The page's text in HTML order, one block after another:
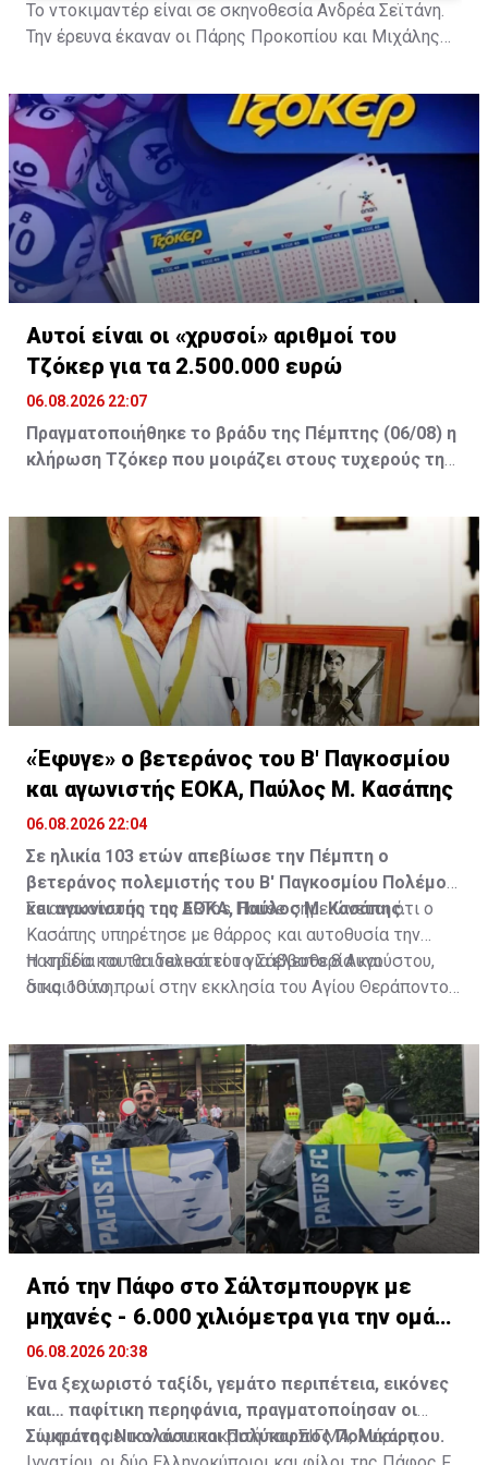
A post shared by ERTflix (@ertflix)
Το ντοκιμαντέρ είναι σε σκηνοθεσία Ανδρέα Σεϊτάνη.
Την έρευνα έκαναν οι Πάρης Προκοπίου και Μιχάλης
Αυτοί είναι οι «χρυσοί» αριθμοί του
Τζόκερ για τα 2.500.000 ευρώ
06.08.2026 22:07
Πραγματοποιήθηκε το βράδυ της Πέμπτης (06/08) η
κλήρωση Τζόκερ που μοιράζει στους τυχερούς της
Οι τυχεροί αριθμοί της αποψινής κλήρωσης είναι: 16,
13, 1, 30, 7 και Τζόκερ: 15
«Έφυγε» ο βετεράνος του Β' Παγκοσμίου
και αγωνιστής ΕΟΚΑ, Παύλος Μ. Κασάπης
06.08.2026 22:04
Σε ηλικία 103 ετών απεβίωσε την Πέμπτη ο
βετεράνος πολεμιστής του Β' Παγκοσμίου Πολέμου
και αγωνιστής της ΕΟΚΑ, Παύλος Μ. Κασάπης.
Σε ανακοίνωση του ARTos House σημειώνεται ότι ο
Κασάπης υπηρέτησε με θάρρος και αυτοθυσία την
πατρίδα και τα ιδανικά του για ελευθερία και
δικαιοσύνη.
Η κηδεία του θα τελεστεί το Σάββατο 8 Αυγούστου,
στις 10 το πρωί στην εκκλησία του Αγίου Θεράποντος
Πηγή: ΚΥΠΕ
Από την Πάφο στο Σάλτσμπουργκ με
μηχανές - 6.000 χιλιόμετρα για την ομάδα
τους
06.08.2026 20:38
Ένα ξεχωριστό ταξίδι, γεμάτο περιπέτεια, εικόνες
και… παφίτικη περηφάνια, πραγματοποίησαν οι
Σωκράτης Νικολάου και Πολύκαρπος Πολυκάρπου.
Σύμφωνα με τον ανταποκριτή του ΣΙΓΜΑ, Μάριος